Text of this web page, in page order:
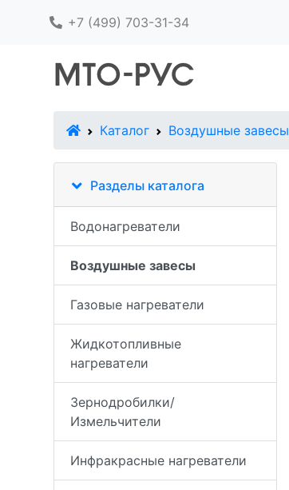
+7 (499) 703-31-34
В начало
Каталог Воздушные завесы
Разделы каталога
Водонагреватели
Воздушные завесы
Газовые нагреватели
Жидкотопливные
нагреватели
Зернодробилки/
Измельчители
Инфракрасные нагреватели